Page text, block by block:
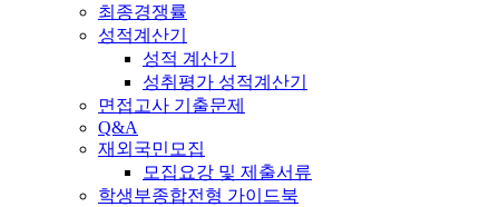
최종경쟁률
성적계산기
성적 계산기
성취평가 성적계산기
면접고사 기출문제
Q&A
재외국민모집
모집요강 및 제출서류
학생부종합전형 가이드북